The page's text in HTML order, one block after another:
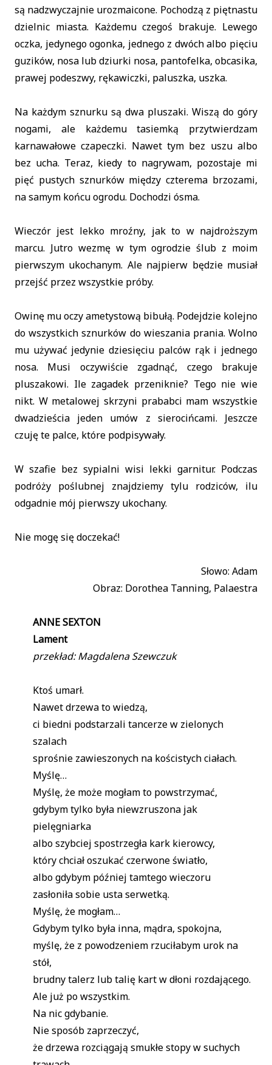
są nadzwyczajnie urozmaicone. Pochodzą z piętnastu
dzielnic miasta. Każdemu czegoś brakuje. Lewego
oczka, jedynego ogonka, jednego z dwóch albo pięciu
guzików, nosa lub dziurki nosa, pantofelka, obcasika,
prawej podeszwy, rękawiczki, paluszka, uszka.
Na każdym sznurku są dwa pluszaki. Wiszą do góry
nogami, ale każdemu tasiemką przytwierdzam
karnawałowe czapeczki. Nawet tym bez uszu albo
bez ucha. Teraz, kiedy to nagrywam, pozostaje mi
pięć pustych sznurków między czterema brzozami,
na samym końcu ogrodu. Dochodzi ósma.
Wieczór jest lekko mroźny, jak to w najdroższym
marcu. Jutro wezmę w tym ogrodzie ślub z moim
pierwszym ukochanym. Ale najpierw będzie musiał
przejść przez wszystkie próby.
Owinę mu oczy ametystową bibułą. Podejdzie kolejno
do wszystkich sznurków do wieszania prania. Wolno
mu używać jedynie dziesięciu palców rąk i jednego
nosa. Musi oczywiście zgadnąć, czego brakuje
pluszakowi. Ile zagadek przeniknie? Tego nie wie
nikt. W metalowej skrzyni prababci mam wszystkie
dwadzieścia jeden umów z sierocińcami. Jeszcze
czuję te palce, które podpisywały.
W szafie bez sypialni wisi lekki garnitur. Podczas
podróży poślubnej znajdziemy tylu rodziców, ilu
odgadnie mój pierwszy ukochany.
Nie mogę się doczekać!
Słowo: Adam
Obraz: Dorothea Tanning, Palaestra
ANNE SEXTON
Lament
przekład: Magdalena Szewczuk
Ktoś umarł.
Nawet drzewa to wiedzą,
ci biedni podstarzali tancerze w zielonych
szalach
sprośnie zawieszonych na kościstych ciałach.
Myślę…
Myślę, że może mogłam to powstrzymać,
gdybym tylko była niewzruszona jak
pielęgniarka
albo szybciej spostrzegła kark kierowcy,
który chciał oszukać czerwone światło,
albo gdybym później tamtego wieczoru
zasłoniła sobie usta serwetką.
Myślę, że mogłam…
Gdybym tylko była inna, mądra, spokojna,
myślę, że z powodzeniem rzuciłabym urok na
stół,
brudny talerz lub talię kart w dłoni rozdającego.
Ale już po wszystkim.
Na nic gdybanie.
Nie sposób zaprzeczyć,
że drzewa rozciągają smukłe stopy w suchych